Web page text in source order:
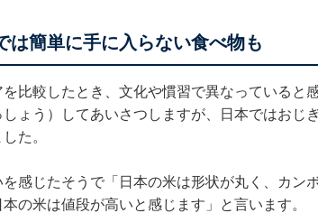
は簡単に手に入らない食べ物も
比較したとき、文化や慣習で異なっていると
ょう）してあいさつしますが、日本ではおじ
た。
感じたそうで「日本の米は形状が丸く、カン
の米は値段が高いと感じます」と言います。